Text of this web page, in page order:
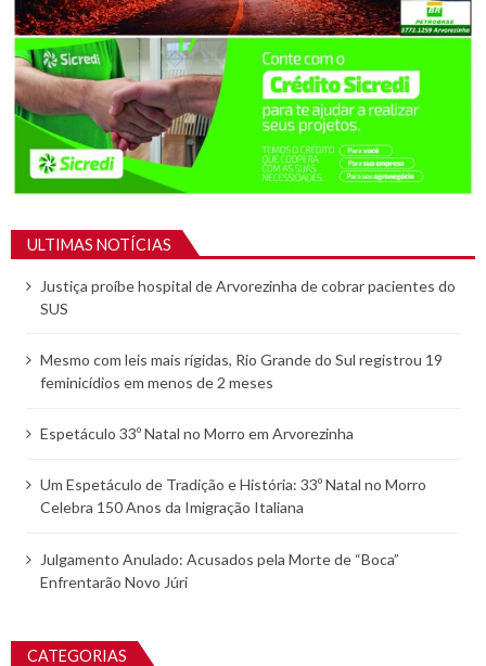
ULTIMAS NOTÍCIAS
Justiça proíbe hospital de Arvorezinha de cobrar pacientes do
SUS
Mesmo com leis mais rígidas, Rio Grande do Sul registrou 19
feminicídios em menos de 2 meses
Espetáculo 33º Natal no Morro em Arvorezinha
Um Espetáculo de Tradição e História: 33º Natal no Morro
Celebra 150 Anos da Imigração Italiana
Julgamento Anulado: Acusados pela Morte de “Boca”
Enfrentarão Novo Júri
CATEGORIAS